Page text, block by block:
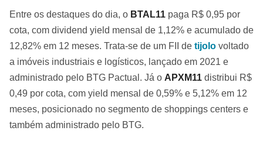
Entre os destaques do dia, o BTAL11 paga R$ 0,95 por
cota, com dividend yield mensal de 1,12% e acumulado de
12,82% em 12 meses. Trata-se de um FII de tijolo voltado
a imóveis industriais e logísticos, lançado em 2021 e
administrado pelo BTG Pactual. Já o APXM11 distribui R$
0,49 por cota, com yield mensal de 0,59% e 5,12% em 12
meses, posicionado no segmento de shoppings centers e
também administrado pelo BTG.